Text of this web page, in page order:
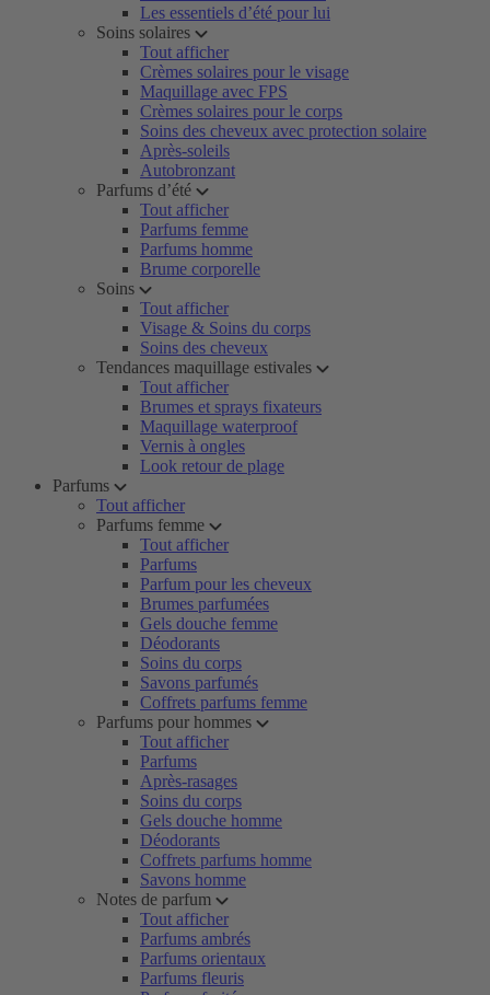
Les essentiels d’été pour lui
Soins solaires
Tout afficher
Crèmes solaires pour le visage
Maquillage avec FPS
Crèmes solaires pour le corps
Soins des cheveux avec protection solaire
Après-soleils
Autobronzant
Parfums d’été
Tout afficher
Parfums femme
Parfums homme
Brume corporelle
Soins
Tout afficher
Visage & Soins du corps
Soins des cheveux
Tendances maquillage estivales
Tout afficher
Brumes et sprays fixateurs
Maquillage waterproof
Vernis à ongles
Look retour de plage
Parfums
Tout afficher
Parfums femme
Tout afficher
Parfums
Parfum pour les cheveux
Brumes parfumées
Gels douche femme
Déodorants
Soins du corps
Savons parfumés
Coffrets parfums femme
Parfums pour hommes
Tout afficher
Parfums
Après-rasages
Soins du corps
Gels douche homme
Déodorants
Coffrets parfums homme
Savons homme
Notes de parfum
Tout afficher
Parfums ambrés
Parfums orientaux
Parfums fleuris